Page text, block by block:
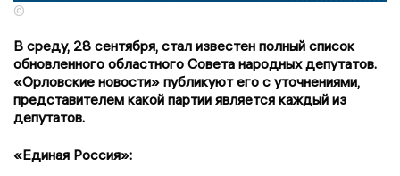
©
В среду, 28 сентября, стал известен полный список
обновленного областного Совета народных депутатов.
«Орловские новости» публикуют его с уточнениями,
представителем какой партии является каждый из
депутатов.
«Единая Россия»: